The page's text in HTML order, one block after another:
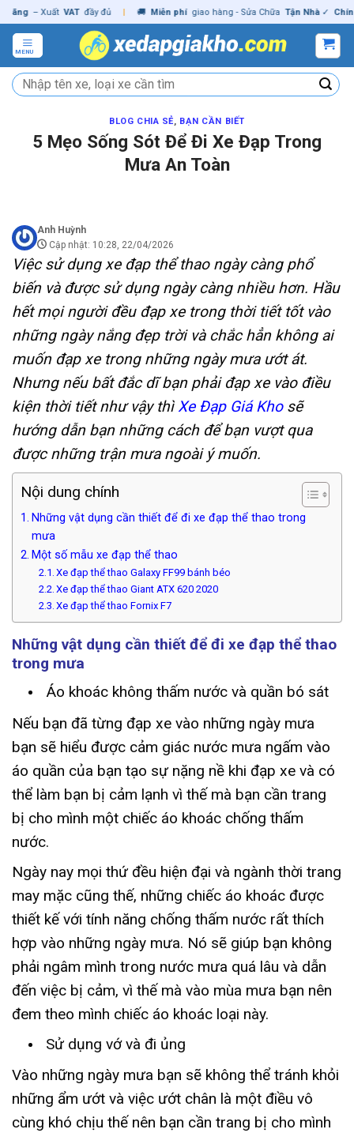
Skip
to
content
– Xuất VAT đầy đủ | 🚚 Miễn phí giao hàng - Sửa Chữa Tận Nhà ✓ Chính
MENU
Tìm
kiếm:
BLOG CHIA SẺ, BẠN CẦN BIẾT
5 Mẹo Sống Sót Để Đi Xe Đạp Trong
Mưa An Toàn
Anh Huỳnh
Cập nhật: 10:28, 22/04/2026
Việc sử dụng xe đạp thể thao ngày càng phổ
biến và được sử dụng ngày càng nhiều hơn. Hầu
hết mọi người đều đạp xe trong thời tiết tốt vào
những ngày nắng đẹp trời và chắc hẳn không ai
muốn đạp xe trong những ngày mưa ướt át.
Nhưng nếu bất đắc dĩ bạn phải đạp xe vào điều
kiện thời tiết như vậy thì Xe Đạp Giá Khosẽ
hướng dẫn bạn những cách để bạn vượt qua
được những trận mưa ngoài ý muốn.
Nội dung chính
Những vật dụng cần thiết để đi xe đạp thể thao trong
mưa
Một số mẫu xe đạp thể thao
Xe đạp thể thao Galaxy FF99 bánh béo
Xe đạp thể thao Giant ATX 620 2020
Xe đạp thể thao Fornix F7
Những vật dụng cần thiết để đi xe đạp thể thao
trong mưa
Áo khoác không thấm nước và quần bó sát
Nếu bạn đã từng đạp xe vào những ngày mưa
bạn sẽ hiểu được cảm giác nước mưa ngấm vào
áo quần của bạn tạo sự nặng nề khi đạp xe và có
thể làm bạn bị cảm lạnh vì thế mà bạn cần trang
bị cho mình một chiếc áo khoác chống thấm
nước.
Ngày nay mọi thứ đều hiện đại và ngành thời trang
may mặc cũng thế, những chiếc áo khoác được
thiết kế với tính năng chống thấm nước rất thích
hợp vào những ngày mưa. Nó sẽ giúp bạn không
phải ngâm mình trong nước mưa quá lâu và dẫn
đến việc bị cảm, vì thế mà vào mùa mưa bạn nên
đem theo mình chiếc áo khoác loại này.
Sử dụng vớ và đi ủng
Vào những ngày mưa bạn sẽ không thể tránh khỏi
những ẩm ướt và việc ướt chân là một điều vô
cùng khó chịu thế nên bạn cần trang bị cho mình